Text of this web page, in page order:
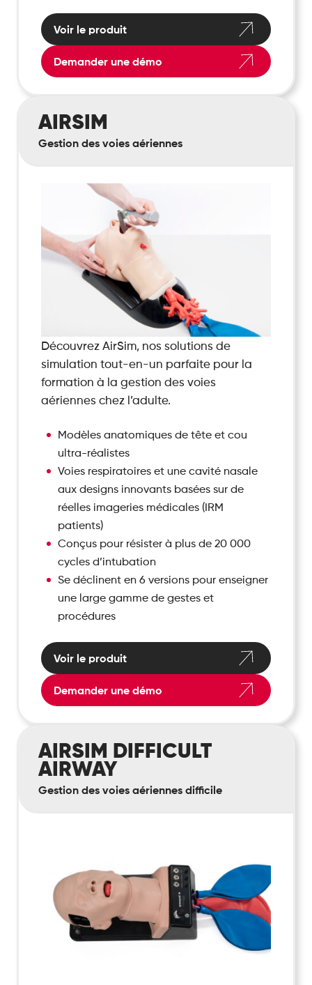
Voir le produit
Demander une démo
AIRSIM
Gestion des voies aériennes
Découvrez AirSim, nos solutions de
simulation tout-en-un parfaite pour la
formation à la gestion des voies
aériennes chez l’adulte.
Modèles anatomiques de tête et cou
ultra-réalistes
Voies respiratoires et une cavité nasale
aux designs innovants basées sur de
réelles imageries médicales (IRM
patients)
Conçus pour résister à plus de 20 000
cycles d’intubation
Se déclinent en 6 versions pour enseigner
une large gamme de gestes et
procédures
Voir le produit
Demander une démo
Difficult
Airway
AIRSIM DIFFICULT
AIRWAY
Gestion des voies aériennes difficile